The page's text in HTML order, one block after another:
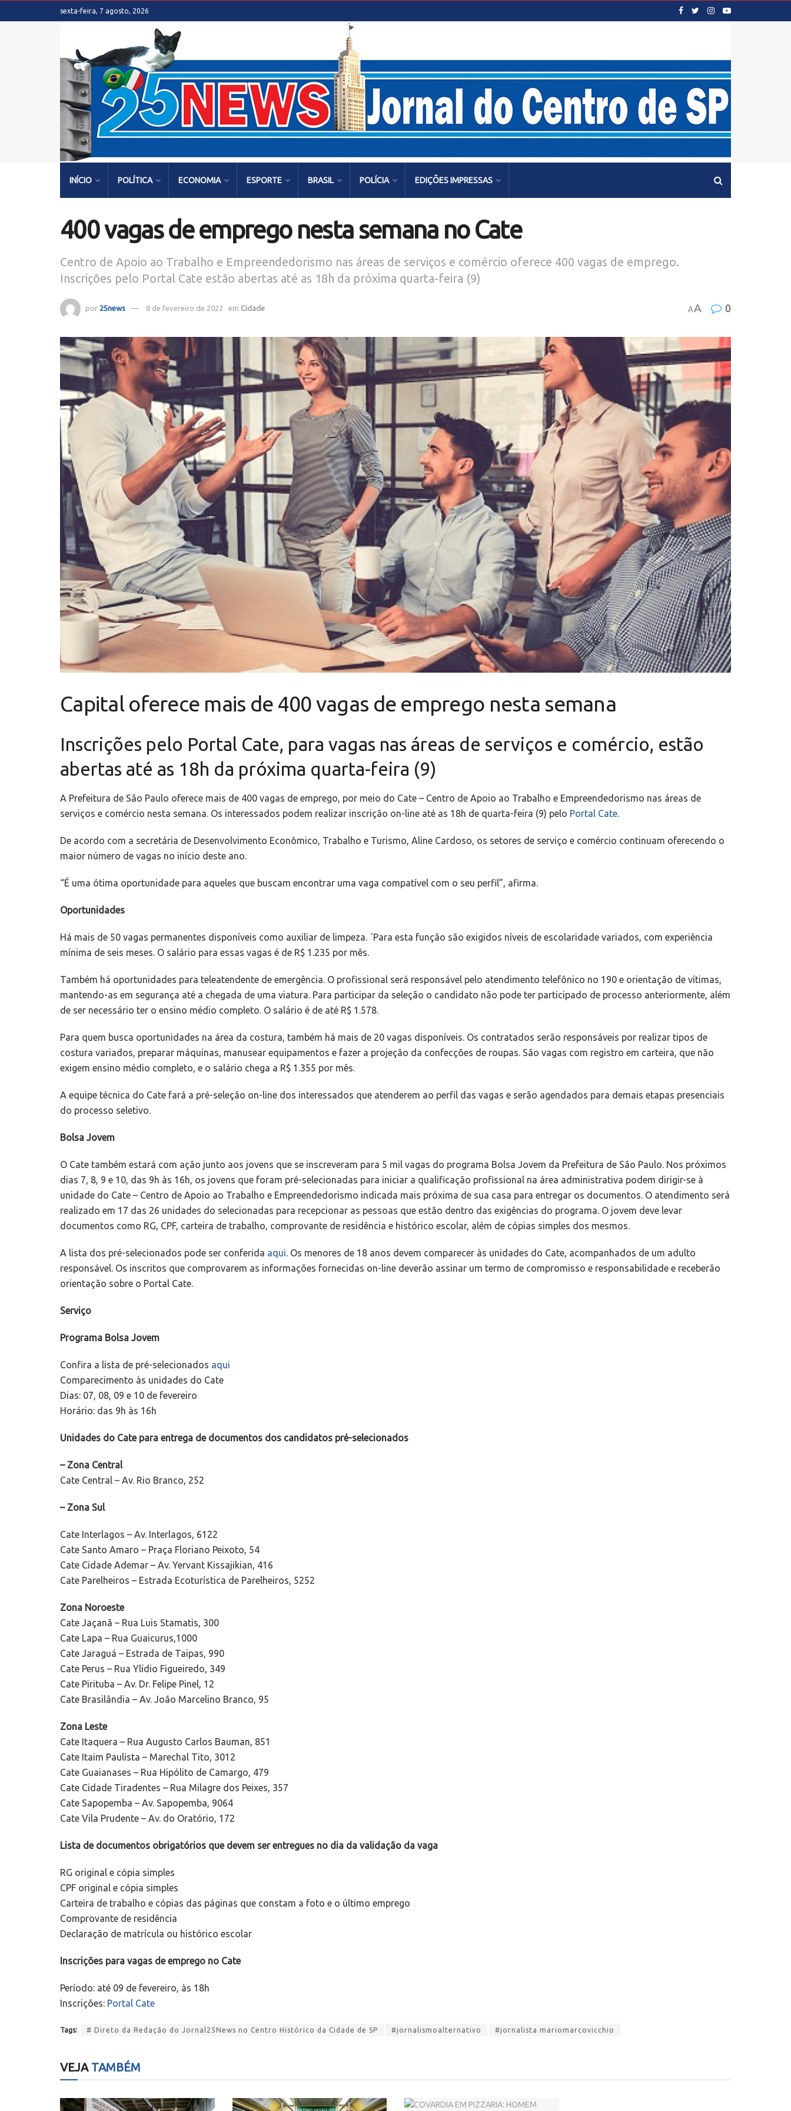
sexta-feira, 7 agosto, 2026
INÍCIO POLÍTICA ECONOMIA ESPORTE BRASIL POLÍCIA EDIÇÕES IMPRESSAS
400 vagas de emprego nesta semana no Cate
Centro de Apoio ao Trabalho e Empreendedorismo nas áreas de serviços e comércio oferece 400 vagas de emprego.
Inscrições pelo Portal Cate estão abertas até as 18h da próxima quarta-feira (9)
por 25news 8 de fevereiro de 2022 em Cidade AA 0
Capital oferece mais de 400 vagas de emprego nesta semana
Inscrições pelo Portal Cate, para vagas nas áreas de serviços e comércio, estão
abertas até as 18h da próxima quarta-feira (9)
A Prefeitura de São Paulo oferece mais de 400 vagas de emprego, por meio do Cate – Centro de Apoio ao Trabalho e Empreendedorismo nas áreas de
serviços e comércio nesta semana. Os interessados podem realizar inscrição on-line até as 18h de quarta-feira (9) pelo Portal Cate.
De acordo com a secretária de Desenvolvimento Econômico, Trabalho e Turismo, Aline Cardoso, os setores de serviço e comércio continuam oferecendo o
maior número de vagas no início deste ano.
“É uma ótima oportunidade para aqueles que buscam encontrar uma vaga compatível com o seu perfil”, afirma.
Oportunidades
Há mais de 50 vagas permanentes disponíveis como auxiliar de limpeza. ´Para esta função são exigidos níveis de escolaridade variados, com experiência
mínima de seis meses. O salário para essas vagas é de R$ 1.235 por mês.
Também há oportunidades para teleatendente de emergência. O profissional será responsável pelo atendimento telefônico no 190 e orientação de vítimas,
mantendo-as em segurança até a chegada de uma viatura. Para participar da seleção o candidato não pode ter participado de processo anteriormente, além
de ser necessário ter o ensino médio completo. O salário é de até R$ 1.578.
Para quem busca oportunidades na área da costura, também há mais de 20 vagas disponíveis. Os contratados serão responsáveis por realizar tipos de
costura variados, preparar máquinas, manusear equipamentos e fazer a projeção da confecções de roupas. São vagas com registro em carteira, que não
exigem ensino médio completo, e o salário chega a R$ 1.355 por mês.
A equipe técnica do Cate fará a pré-seleção on-line dos interessados que atenderem ao perfil das vagas e serão agendados para demais etapas presenciais
do processo seletivo.
Bolsa Jovem
O Cate também estará com ação junto aos jovens que se inscreveram para 5 mil vagas do programa Bolsa Jovem da Prefeitura de São Paulo. Nos próximos
dias 7, 8, 9 e 10, das 9h às 16h, os jovens que foram pré-selecionadas para iniciar a qualificação profissional na área administrativa podem dirigir-se à
unidade do Cate – Centro de Apoio ao Trabalho e Empreendedorismo indicada mais próxima de sua casa para entregar os documentos. O atendimento será
realizado em 17 das 26 unidades do selecionadas para recepcionar as pessoas que estão dentro das exigências do programa. O jovem deve levar
documentos como RG, CPF, carteira de trabalho, comprovante de residência e histórico escolar, além de cópias simples dos mesmos.
A lista dos pré-selecionados pode ser conferida aqui. Os menores de 18 anos devem comparecer às unidades do Cate, acompanhados de um adulto
responsável. Os inscritos que comprovarem as informações fornecidas on-line deverão assinar um termo de compromisso e responsabilidade e receberão
orientação sobre o Portal Cate.
Serviço
Programa Bolsa Jovem
Confira a lista de pré-selecionados aqui
Comparecimento às unidades do Cate
Dias: 07, 08, 09 e 10 de fevereiro
Horário: das 9h às 16h
Unidades do Cate para entrega de documentos dos candidatos pré-selecionados
– Zona Central
Cate Central – Av. Rio Branco, 252
– Zona Sul
Cate Interlagos – Av. Interlagos, 6122
Cate Santo Amaro – Praça Floriano Peixoto, 54
Cate Cidade Ademar – Av. Yervant Kissajikian, 416
Cate Parelheiros – Estrada Ecoturística de Parelheiros, 5252
Zona Noroeste
Cate Jaçanã – Rua Luis Stamatis, 300
Cate Lapa – Rua Guaicurus,1000
Cate Jaraguá – Estrada de Taipas, 990
Cate Perus – Rua Ylídio Figueiredo, 349
Cate Pirituba – Av. Dr. Felipe Pinel, 12
Cate Brasilândia – Av. João Marcelino Branco, 95
Zona Leste
Cate Itaquera – Rua Augusto Carlos Bauman, 851
Cate Itaim Paulista – Marechal Tito, 3012
Cate Guaianases – Rua Hipólito de Camargo, 479
Cate Cidade Tiradentes – Rua Milagre dos Peixes, 357
Cate Sapopemba – Av. Sapopemba, 9064
Cate Vila Prudente – Av. do Oratório, 172
Lista de documentos obrigatórios que devem ser entregues no dia da validação da vaga
RG original e cópia simples
CPF original e cópia simples
Carteira de trabalho e cópias das páginas que constam a foto e o último emprego
Comprovante de residência
Declaração de matrícula ou histórico escolar
Inscrições para vagas de emprego no Cate
Período: até 09 de fevereiro, às 18h
Inscrições: Portal Cate
Tags: # Direto da Redação do Jornal25News no Centro Histórico da Cidade de SP #jornalismoalternativo #jornalista mariomarcovicchio
VEJATAMBÉM